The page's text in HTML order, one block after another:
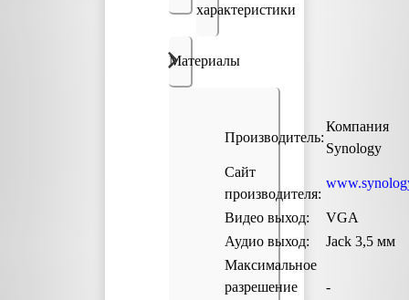
характеристики
Материалы
Производитель:
Компания
Synology
Сайт
производителя:
Видео выход:
VGA
Аудио выход:
Jack 3,5 мм
Максимальное
разрешение
-